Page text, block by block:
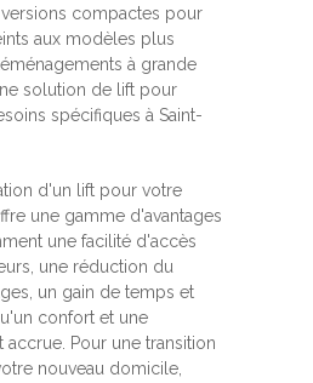
compactes pour
aux modèles plus
à grande
solution de lift pour
spécifiques à Saint-
d'un lift pour votre
une gamme d'avantages
une facilité d'accès
une réduction du
un gain de temps et
confort et une
Pour une transition
nouveau domicile,